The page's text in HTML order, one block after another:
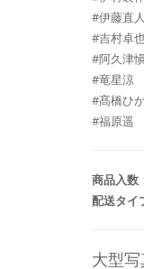
#伊藤直人
#吉村卓
#阿久津
#竜星涼
#髙橋ひ
#福原遥
商品入数
配送タイ
大型